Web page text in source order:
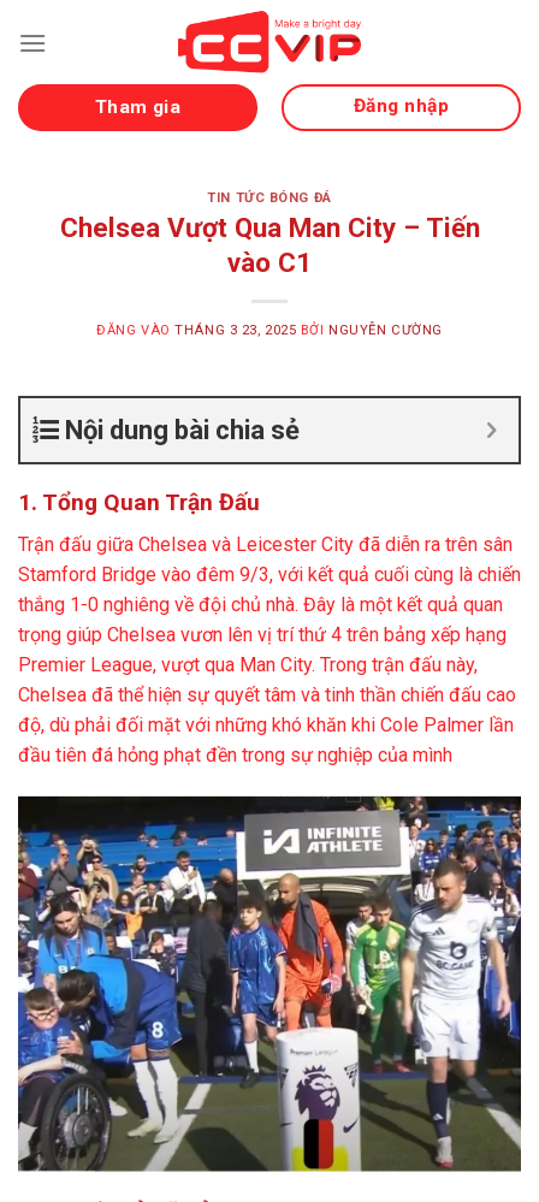
qua
dung
Tham gia Đăng nhập
TIN TỨC BÓNG ĐÁ
Chelsea Vượt Qua Man City – Tiến
vào C1
ĐĂNG VÀOTHÁNG 3 23, 2025 BỞI NGUYỄN CƯỜNG
Nội dung bài chia sẻ
1. Tổng Quan Trận Đấu
Trận đấu giữa Chelsea và Leicester City đã diễn ra trên sân
Stamford Bridge vào đêm 9/3, với kết quả cuối cùng là chiến
thắng 1-0 nghiêng về đội chủ nhà. Đây là một kết quả quan
trọng giúp Chelsea vươn lên vị trí thứ 4 trên bảng xếp hạng
Premier League, vượt qua Man City. Trong trận đấu này,
Chelsea đã thể hiện sự quyết tâm và tinh thần chiến đấu cao
độ, dù phải đối mặt với những khó khăn khi Cole Palmer lần
đầu tiên đá hỏng phạt đền trong sự nghiệp của mình